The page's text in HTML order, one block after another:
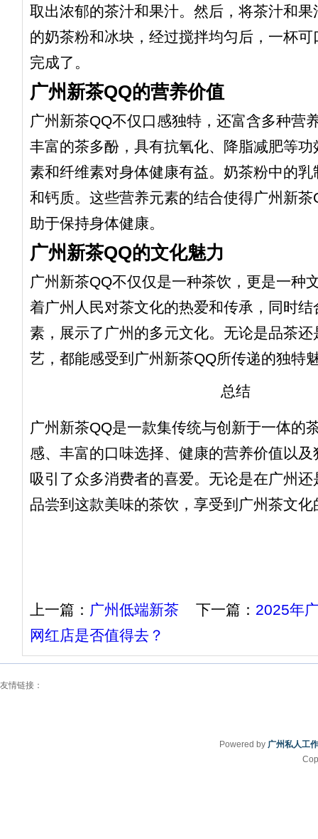
取出浓郁的茶汁和果汁。然后，将茶汁和
的奶茶粉和冰块，经过搅拌均匀后，一杯
完成了。
广州新茶QQ的营养价值
广州新茶QQ不仅口感独特，还富含多种营
丰富的茶多酚，具有抗氧化、降脂减肥等
素和纤维素对身体健康有益。奶茶粉中的
和钙质。这些营养元素的结合使得广州新
助于保持身体健康。
广州新茶QQ的文化魅力
广州新茶QQ不仅仅是一种茶饮，更是一种
着广州人民对茶文化的热爱和传承，同时
素，展示了广州的多元文化。无论是品茶
艺，都能感受到广州新茶QQ所传递的独特
总结
广州新茶QQ是一款集传统与创新于一体的
感、丰富的口味选择、健康的营养价值以
吸引了众多消费者的喜爱。无论是在广州
品尝到这款美味的茶饮，享受到广州茶文化
上一篇： 广州低端新茶 下一篇： 2025年
网红店是否值得去？
友情链接：
Powered by 广州私人工